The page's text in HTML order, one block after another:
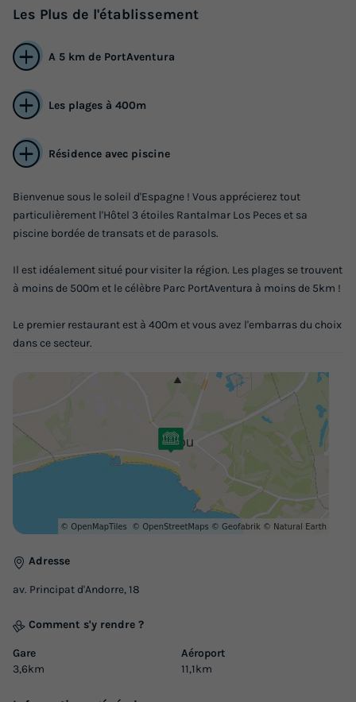
Les Plus de l'établissement
A 5 km de PortAventura
Les plages à 400m
Résidence avec piscine
Bienvenue sous le soleil d'Espagne ! Vous apprécierez tout
particulièrement l'Hôtel 3 étoiles Rantalmar Los Peces et sa
piscine bordée de transats et de parasols.
Il est idéalement situé pour visiter la région. Les plages se trouvent
à moins de 500m et le célèbre Parc PortAventura à moins de 5km !
Le premier restaurant est à 400m et vous avez l'embarras du choix
dans ce secteur.
Adresse
av. Principat d'Andorre, 18
Comment s'y rendre ?
Gare
3,6km
Aéroport
11,1km